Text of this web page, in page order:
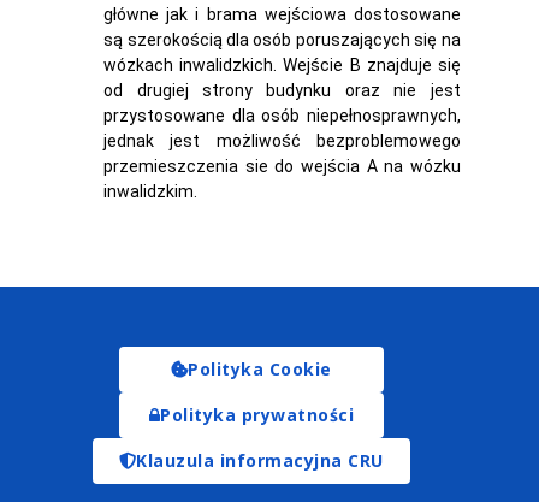
główne jak i brama wejściowa dostosowane
są szerokością dla osób poruszających się na
wózkach inwalidzkich. Wejście B znajduje się
od drugiej strony budynku oraz nie jest
przystosowane dla osób niepełnosprawnych,
jednak jest możliwość bezproblemowego
przemieszczenia sie do wejścia A na wózku
inwalidzkim.
Polityka Cookie
Polityka prywatności
Klauzula informacyjna CRU